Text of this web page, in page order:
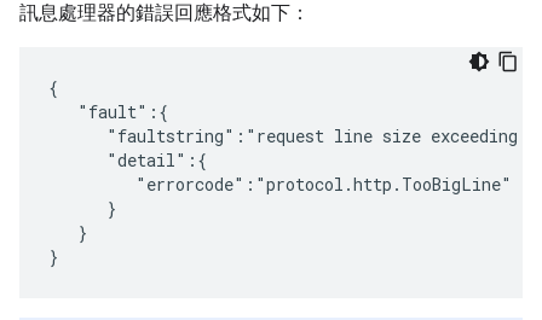
訊息處理器的錯誤回應格式如下：
{
   "fault":{
"faultstring":"request line size exceeding
      "detail":{
         "errorcode":"protocol.http.TooBigLine"
      }
   }
}